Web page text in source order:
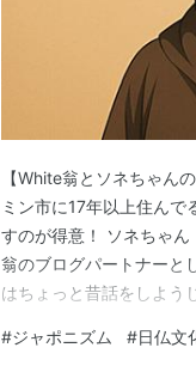
【White翁とソネちゃん
ミン市に17年以上住ん
すのが得意！ ソネちゃ
翁のブログパートナーと
はちょっと昔話をしよう
よ。そこで初めて日本の
#ジャポニズム #日仏文